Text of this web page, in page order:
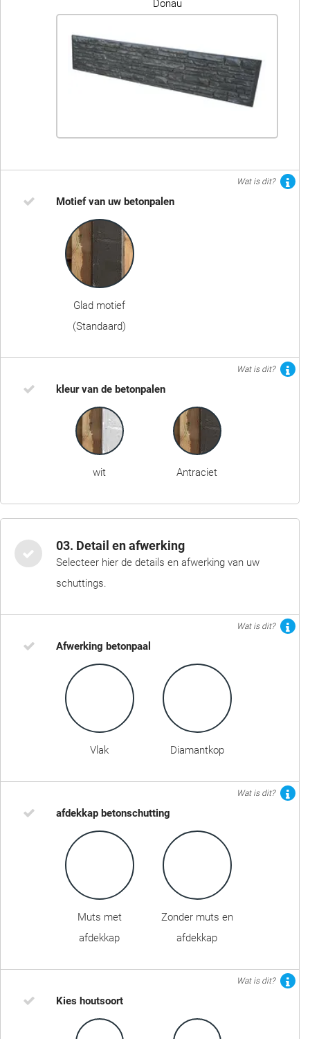
Donau
Wat is dit?
Motief van uw betonpalen
Glad motief
(Standaard)
Wat is dit?
kleur van de betonpalen
wit Antraciet
03. Detail en afwerking
Selecteer hier de details en afwerking van uw
schuttings.
Wat is dit?
Afwerking betonpaal
Vlak Diamantkop
Wat is dit?
afdekkap betonschutting
Muts met
afdekkap
Zonder muts en
afdekkap
Wat is dit?
Kies houtsoort